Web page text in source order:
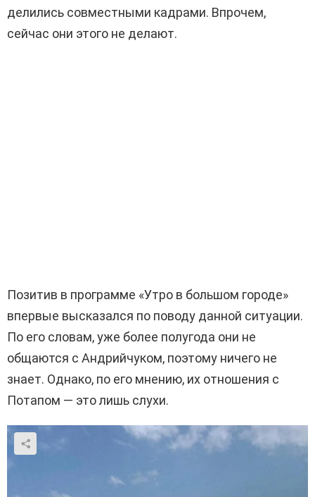
делились совместными кадрами. Впрочем,
сейчас они этого не делают.
Позитив в программе «Утро в большом городе»
впервые высказался по поводу данной ситуации.
По его словам, уже более полугода они не
общаются с Андрийчуком, поэтому ничего не
знает. Однако, по его мнению, их отношения с
Потапом — это лишь слухи.